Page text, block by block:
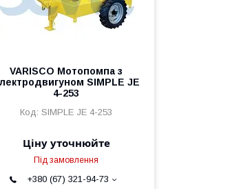
VARISCO Мотопомпа з
SIMPLE JE
4-253
SIMPLE JE 4-253
Ціну уточнюйте
Під замовлення
+380 (67) 321-94-73